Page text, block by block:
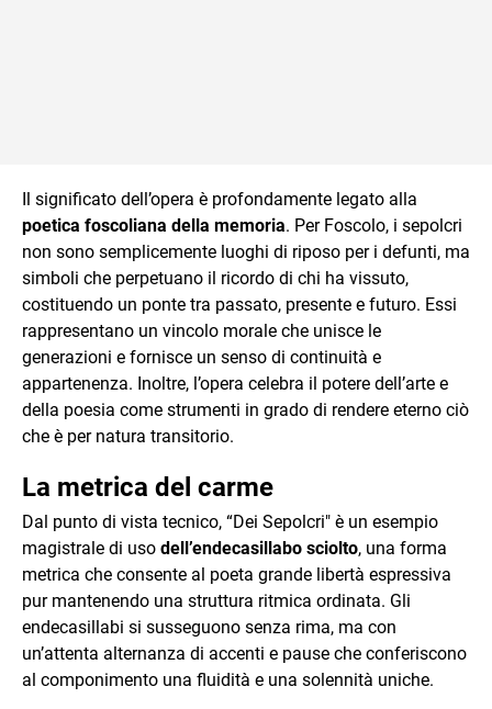
Il significato dell’opera è profondamente legato alla
poetica foscoliana della memoria. Per Foscolo, i sepolcri
non sono semplicemente luoghi di riposo per i defunti, ma
simboli che perpetuano il ricordo di chi ha vissuto,
costituendo un ponte tra passato, presente e futuro. Essi
rappresentano un vincolo morale che unisce le
generazioni e fornisce un senso di continuità e
appartenenza. Inoltre, l’opera celebra il potere dell’arte e
della poesia come strumenti in grado di rendere eterno ciò
che è per natura transitorio.
La metrica del carme
Dal punto di vista tecnico, “Dei Sepolcri" è un esempio
magistrale di uso dell’endecasillabo sciolto, una forma
metrica che consente al poeta grande libertà espressiva
pur mantenendo una struttura ritmica ordinata. Gli
endecasillabi si susseguono senza rima, ma con
un’attenta alternanza di accenti e pause che conferiscono
al componimento una fluidità e una solennità uniche.